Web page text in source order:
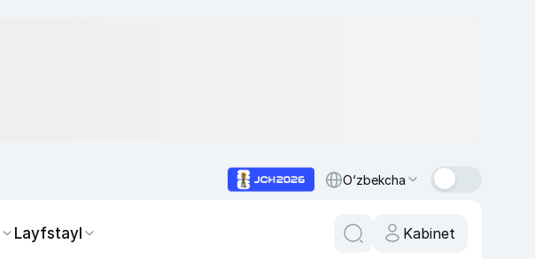
O‘zbekcha
Layfstayl Kabinet